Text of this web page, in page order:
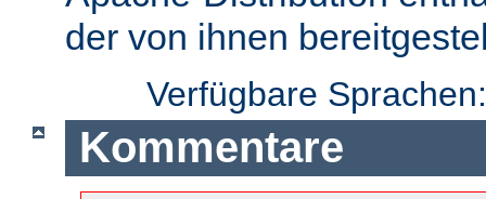
der von ihnen
Verfügbare
Kommentare